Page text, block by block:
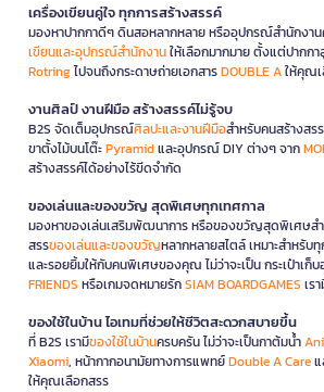
เครื่องเขียนคู่ใจ ทุกการสร้างสรรค์
มองหาปากกาดีๆ ดินสอหลากหลาย หรืออุปกรณ์สำนักงา
เขียนและอุปกรณ์สำนักงานให้เลือกมากมาย ตั้งแต่ปากก
Rotringไปจนถึงกระดาษถ่ายเอกสารDOUBLE Aให้คุณเ
งานศิลป์ งานฝีมือ สร้างสรรค์ไม่รู้จบ
B2S จัดเต็มอุปกรณ์ศิลปะและงานฝีมือสำหรับคนสร้างสร
ขาตั้งไม้บนโต๊ะPyramidและอุปกรณ์ DIY ต่างๆ จาก
สร้างสรรค์ได้อย่างไร้ขีดจำกัด
ของเล่นและของขวัญ สุดพิเศษทุกเทศกาล
มองหาของเล่นเสริมพัฒนาการ หรือของขวัญสุดพิเศษสำ
สรรของเล่นและของขวัญหลากหลายสไตล์ เหมาะสำหรับ
และรอยยิ้มให้กับคนพิเศษของคุณ ไม่ว่าจะเป็น กระเป๋าเ
FRIENDS หรือเกมจดหมายรักSIAM BOARDGAMES เร
ของใช้ในบ้าน ไอเทมที่ช่วยให้ชีวิตสะดวกสบายขึ้น
ที่ B2S เรามีของใช้ในบ้านครบครัน ไม่ว่าจะเป็นกาต้มน้ำ
Xiaomi, หน้ากากอนามัยทางการแพทย์Double A Care
ให้คุณเลือกสรร